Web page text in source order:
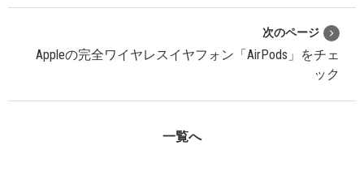
次のページ
Appleの完全ワイヤレスイヤフォン「AirPods」をチェ
ック
一覧へ